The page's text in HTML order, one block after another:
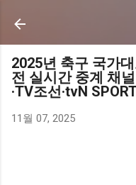
2025년 축구 국가
전 실시간 중계 채
·TV조선·tvN
11월 07, 2025